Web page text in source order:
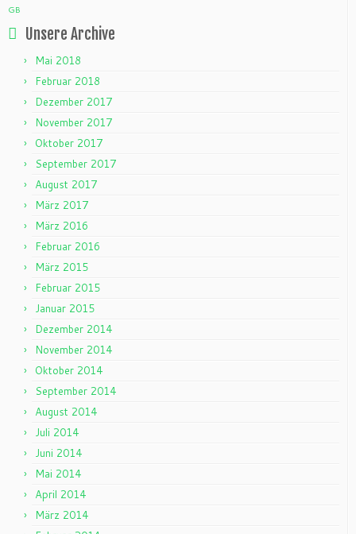
GB
Unsere Archive
Mai 2018
Februar 2018
Dezember 2017
November 2017
Oktober 2017
September 2017
August 2017
März 2017
März 2016
Februar 2016
März 2015
Februar 2015
Januar 2015
Dezember 2014
November 2014
Oktober 2014
September 2014
August 2014
Juli 2014
Juni 2014
Mai 2014
April 2014
März 2014